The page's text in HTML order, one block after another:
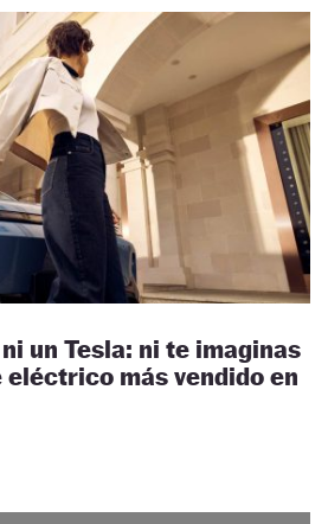
un Tesla: ni te imaginas
más vendido en